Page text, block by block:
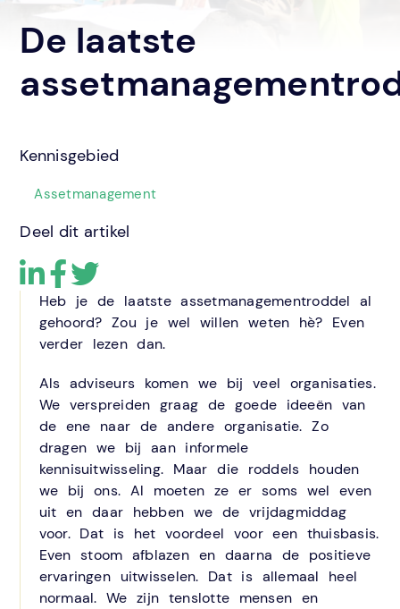
De laatste
Kennisgebied
Assetmanagement
Deel dit artikel
Heb je de laatste assetmanagementroddel al
gehoord? Zou je wel willen weten hè? Even
verder lezen dan.
Als adviseurs komen we bij veel organisaties.
We verspreiden graag de goede ideeën van
de ene naar de andere organisatie. Zo
dragen we bij aan informele
kennisuitwisseling. Maar die roddels houden
we bij ons. Al moeten ze er soms wel even
uit en daar hebben we de vrijdagmiddag
voor. Dat is het voordeel voor een thuisbasis.
Even stoom afblazen en daarna de positieve
ervaringen uitwisselen. Dat is allemaal heel
normaal. We zijn tenslotte mensen en